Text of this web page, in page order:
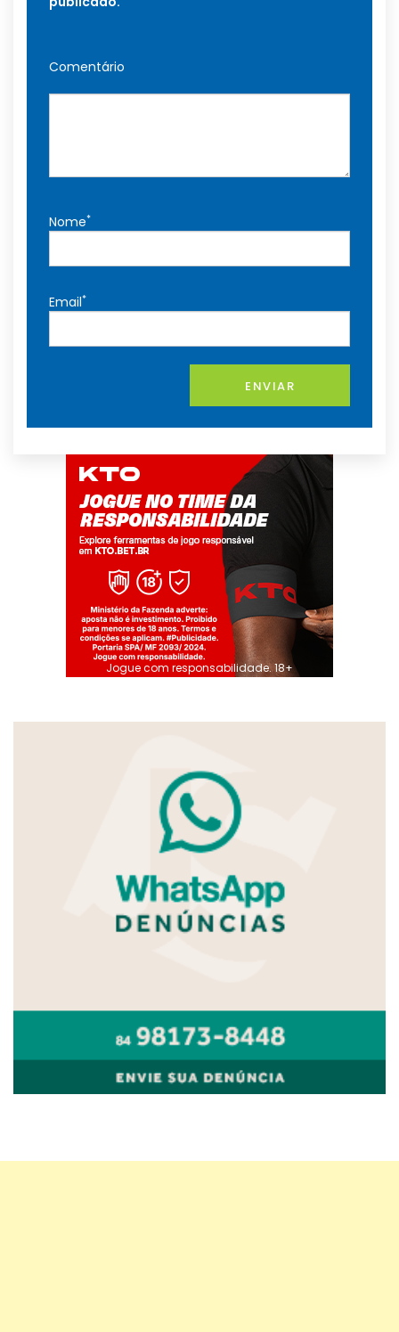
Comentário
Nome*
Email*
ENVIAR
Jogue com responsabilidade. 18+